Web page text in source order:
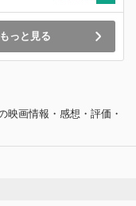
っと見る
映画情報・感想・評価・